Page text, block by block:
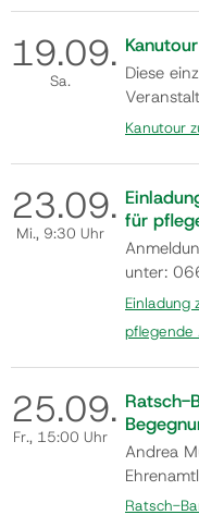
Ratsch-
19.09.
Sa.
Diese
bietet
Kanutour
23.09.
Mi., 9:30 Uhr
für
unter:
Einladung
pflegende
25.09.
Fr., 15:00 Uhr
Ratsch-
Andrea
17 Uhr
Ratsch-